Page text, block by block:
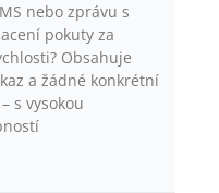
nebo zprávu s
pokuty za
Obsahuje
a žádné konkrétní
s vysokou